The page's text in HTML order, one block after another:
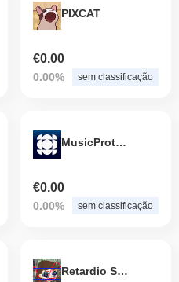
PIXCAT
€0.00
0.00% sem classificação
MusicProtocolRECORDToken
€0.00
0.00% sem classificação
Retardio Solami Index